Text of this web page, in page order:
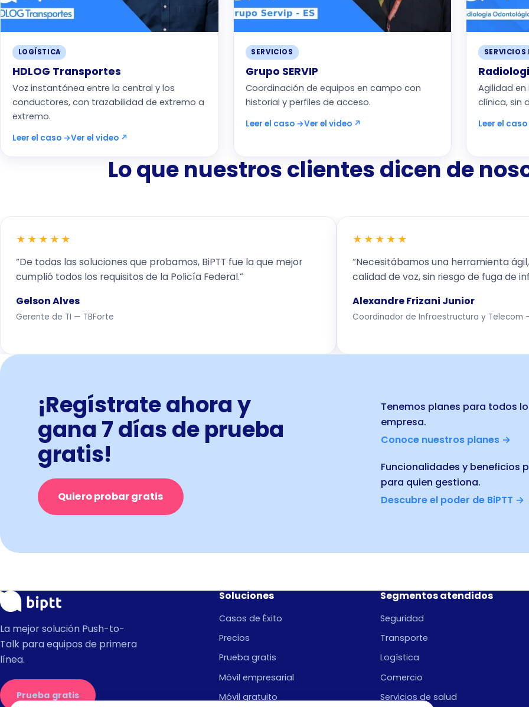
LOGÍSTICA
HDLOG Transportes
Voz instantánea entre la central y los
conductores, con trazabilidad de extremo a
extremo.
Leer el caso →Ver el video ↗
SERVICIOS
Grupo SERVIP
Coordinación de equipos en campo con
historial y perfiles de acceso.
Leer el caso →Ver el video ↗
SERVICIOS
Agilidad en
clínica, sin
Leer el
Lo que nuestros clientes dicen de
★★★★★
“De todas las soluciones que probamos, BiPTT fue la que mejor
cumplió todos los requisitos de la Policía Federal.”
Gelson Alves
Gerente de TI — TBForte
★★★★★
“Necesitábamos una herramienta
calidad de voz, sin riesgo de fuga de
Alexandre Frizani Junior
Coordinador de Infraestructura y Telecom
¡Regístrate ahora y
gana 7 días de prueba
gratis!
Quiero probar gratis
Tenemos planes para todos
empresa.
Conoce nuestros planes →
Funcionalidades y beneficios
para quien gestiona.
Descubre el poder de BiPTT →
La mejor solución Push-to-
Talk para equipos de primera
línea.
Prueba gratis
Soluciones
Casos de Éxito
Precios
Prueba gratis
Móvil empresarial
Móvil gratuito
Segmentos atendidos
Seguridad
Transporte
Logística
Comercio
Servicios de salud